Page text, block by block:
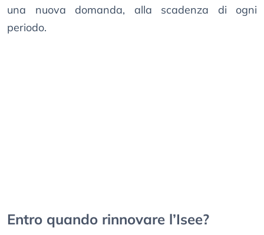
una nuova domanda, alla scadenza di ogni
periodo.
Entro quando rinnovare l’Isee?